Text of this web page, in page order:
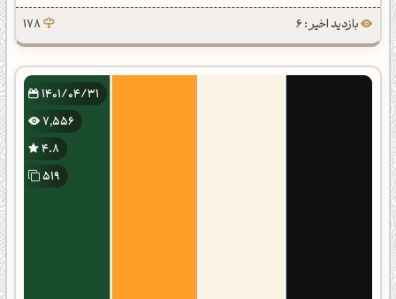
بازدید اخیر : 6 178
1401/04/31
7,556
4.8
519